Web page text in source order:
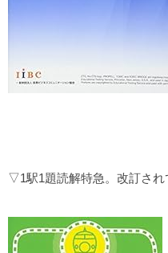
▽1駅1題読解特急。改訂され